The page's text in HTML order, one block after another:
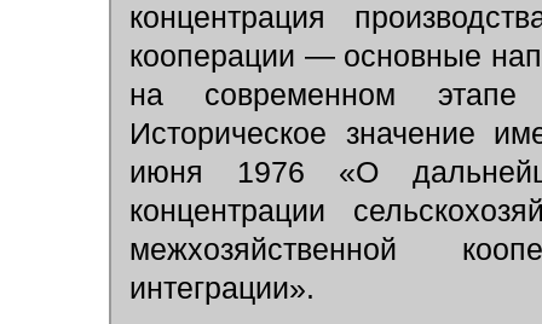
концентрация
кооперации — основные
на современном этапе
Историческое значение
июня 1976 «О
концентрации
межхозяйственной
интеграции».